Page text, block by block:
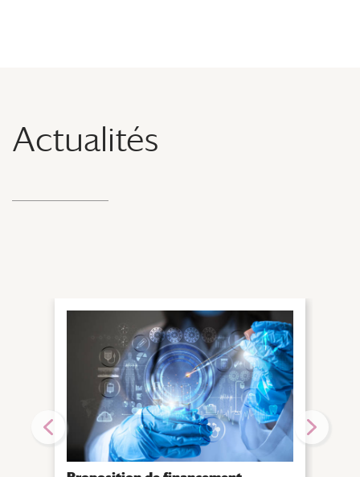
Actualités